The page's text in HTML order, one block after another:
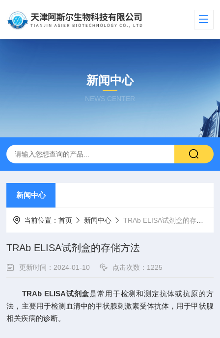
新闻中心
NEWS CENTER
新闻中心
当前位置：首页 新闻中心 TRAb ELISA试剂盒的存储方法
TRAb ELISA试剂盒的存储方法
更新时间：2024-01-10 点击次数：1225
TRAb ELISA试剂盒是常用于检测和测定抗体或抗原的方
法，主要用于检测血清中的甲状腺刺激素受体抗体，用于甲状腺
相关疾病的诊断。